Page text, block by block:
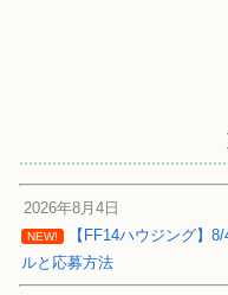
2026年8月4日
NEW!
【FF14ハウジング】
ルと応募方法